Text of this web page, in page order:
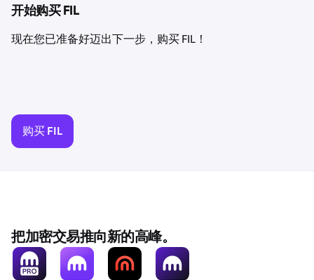
开始购买 FIL
现在您已准备好迈出下一步，购买 FIL！
购买 FIL
把加密交易推向新的高峰。